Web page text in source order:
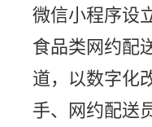
微信小程序设
食品类网约配
道，以数字化
手、网约配送